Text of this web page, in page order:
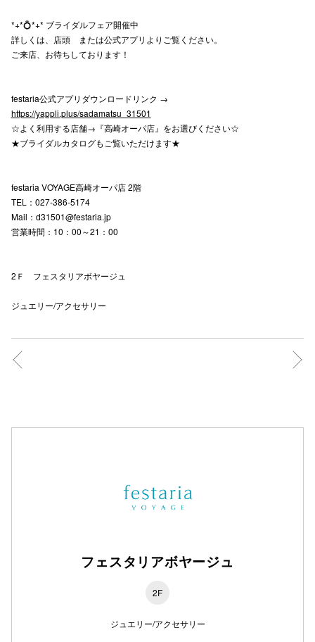
*+*💍*+* ブライダルフェア開催中
詳しくは、店頭 または公式アプリよりご覧ください。
ご来店、お待ちしております！
festaria公式アプリダウンロードリンク →
https://yappli.plus/sadamatsu_31501
☆よく利用する店舗→『高崎オーパ店』をお選びください☆
★ブライダルカタログもご覧いただけます★
festaria VOYAGE高崎オーパ店 2階
TEL：027-386-5174
Mail：d31501@festaria.jp
営業時間：10：00～21：00
2Ｆ フェスタリアボヤージュ
ジュエリー/アクセサリー
フェスタリアボヤージュ
2F
ジュエリー/アクセサリー